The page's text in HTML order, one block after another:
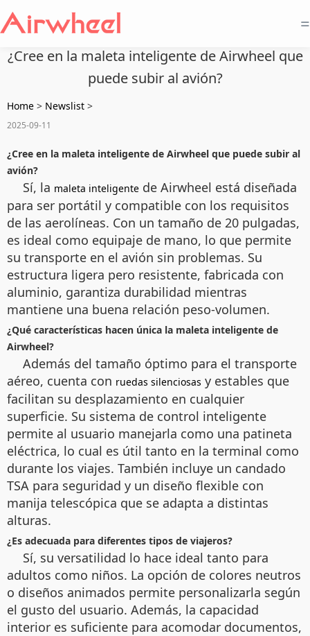
=
¿Cree en la maleta inteligente de Airwheel que
puede subir al avión?
Home > Newslist >
2025-09-11
¿Cree en la maleta inteligente de Airwheel que puede subir al
avión?
Sí, la maleta inteligente de Airwheel está diseñada
para ser portátil y compatible con los requisitos
de las aerolíneas. Con un tamaño de 20 pulgadas,
es ideal como equipaje de mano, lo que permite
su transporte en el avión sin problemas. Su
estructura ligera pero resistente, fabricada con
aluminio, garantiza durabilidad mientras
mantiene una buena relación peso-volumen.
¿Qué características hacen única la maleta inteligente de
Airwheel?
Además del tamaño óptimo para el transporte
aéreo, cuenta con ruedas silenciosas y estables que
facilitan su desplazamiento en cualquier
superficie. Su sistema de control inteligente
permite al usuario manejarla como una patineta
eléctrica, lo cual es útil tanto en la terminal como
durante los viajes. También incluye un candado
TSA para seguridad y un diseño flexible con
manija telescópica que se adapta a distintas
alturas.
¿Es adecuada para diferentes tipos de viajeros?
Sí, su versatilidad lo hace ideal tanto para
adultos como niños. La opción de colores neutros
o diseños animados permite personalizarla según
el gusto del usuario. Además, la capacidad
interior es suficiente para acomodar documentos,